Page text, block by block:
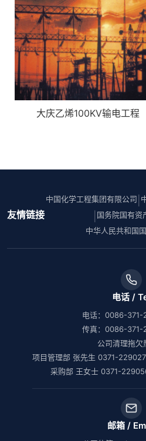
大庆乙烯100KV输电工程
友情链接
中国化学工程集团有限公司
国务院国有资
中华人民共和国
电话 /
电话：0086-
传真：0086-
公司清理拖欠
项目管理部 张先生 0371-
采购部 王女士 0371-
邮箱 /